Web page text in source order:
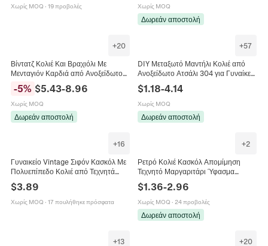
Χωρίς MOQ · 19 προβολές Χωρίς MOQ
Δωρεάν αποστολή
+20
Βίντατζ Κολιέ Και Βραχιόλι Με
Μενταγιόν Καρδιά από Ανοξείδωτο
Ατσάλι για Γυναίκες Χρυσό Κόσμημα
Με Σατέν Μαντήλι Και Φυσική Πέτρα
-5% $5.43-8.96
Χωρίς MOQ
Δωρεάν αποστολή
+57
DIY Μεταξωτό Μαντήλι Κολιέ από
Ανοξείδωτο Ατσάλι 304 για Γυναίκες
Paisley Floral Διαβάθμιση Μόδα
Κοσμήματα
$1.18-4.14
Χωρίς MOQ
Δωρεάν αποστολή
+16
Γυναικείο Vintage Σιφόν Κασκόλ Με
Πολυεπίπεδο Κολιέ από Τεχνητά
Ταξίδι Πάρτι Διακοσμητικά
Κοσμήματα Κασκόλ Λαιμού
$3.89
Χωρίς MOQ · 17 πουλήθηκε πρόσφατα
+2
Ρετρό Κολιέ Κασκόλ Απομίμηση
Τεχνητό Μαργαριτάρι Ύφασμα
Κλείδας Κοσμήματα Γυναικεία
$1.36-2.96
Χωρίς MOQ · 24 προβολές
Δωρεάν αποστολή
+13 +20